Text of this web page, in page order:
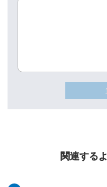
関連する